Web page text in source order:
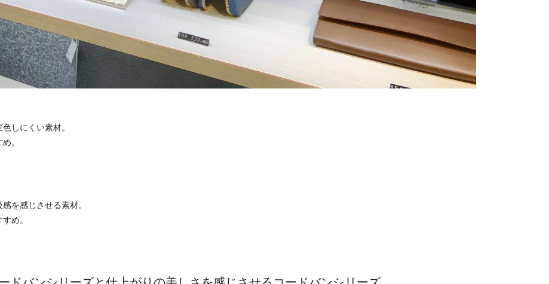
しにくい素材。
。
を感じさせる素材。
め。